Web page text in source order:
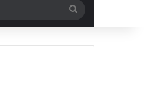
por